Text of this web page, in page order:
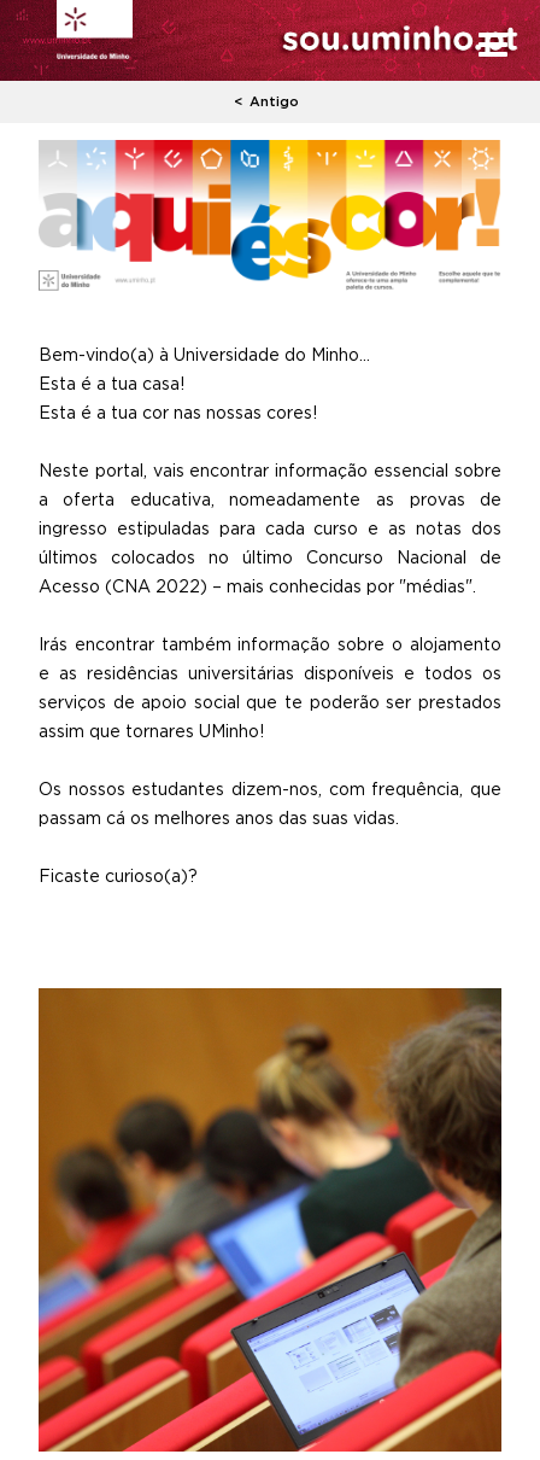
Antigo
Bem-vindo(a) à Universidade do Minho...
Esta é a tua casa!
Esta é a tua cor nas nossas cores!
Neste portal, vais encontrar informação essencial sobre
a oferta educativa, nomeadamente as provas de
ingresso estipuladas para cada curso e as notas dos
últimos colocados no último Concurso Nacional de
Acesso (CNA 2022) – mais conhecidas por "médias".
Irás encontrar também informação sobre o alojamento
e as residências universitárias disponíveis e todos os
serviços de apoio social que te poderão ser prestados
assim que tornares UMinho!
Os nossos estudantes dizem-nos, com frequência, que
passam cá os melhores anos das suas vidas.
Ficaste curioso(a)?